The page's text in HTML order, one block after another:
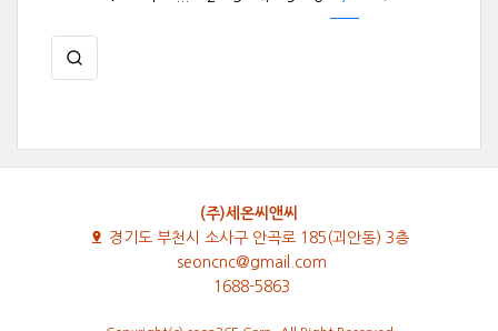
(주)세온씨앤씨
경기도 부천시 소사구 안곡로 185(괴안동) 3층
seoncnc@gmail.com
1688-5863